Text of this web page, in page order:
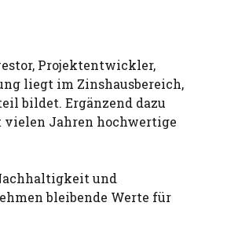
Projektentwickler,
liegt im Zinshausbereich,
bildet. Ergänzend dazu
Jahren hochwertige
und
bleibende Werte für